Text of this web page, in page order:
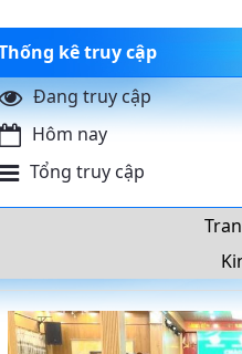
kê truy cập
Đang truy cập
Hôm nay
Tổng truy cập